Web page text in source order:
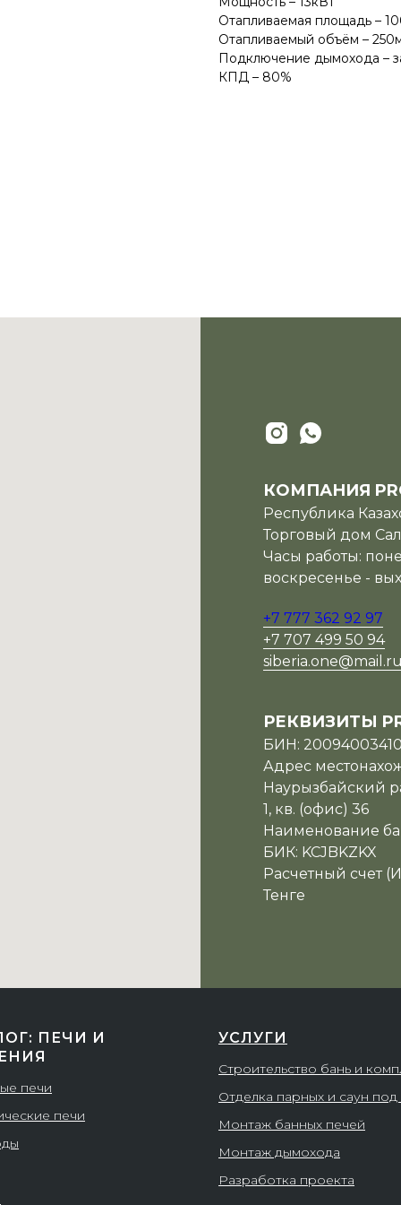
Отапливаемая площадь –
Отапливаемый объём –
Подключение дымохода –
КПД – 80%
КОМПАНИЯ
Республика
Торговый дом
Часы работы:
воскресенье -
+7 777 362 92 97
+7 707 499 50 94
РЕКВИЗИТЫ
БИН:
Адрес
Наурызбайский
1, кв. (офис) 36
Наименование
БИК: KCJBKZKX
Расчетный счет
Тенге
ПЕЧИ И
печи
печи
УСЛУГИ
Строительство бань и
Отделка парных и саун
Монтаж банных печей
Монтаж дымохода
Разработка проекта